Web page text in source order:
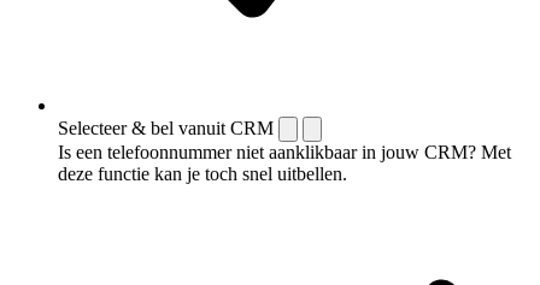
Selecteer & bel vanuit CRM
Is een telefoonnummer niet aanklikbaar in jouw CRM? Met
deze functie kan je toch snel uitbellen.